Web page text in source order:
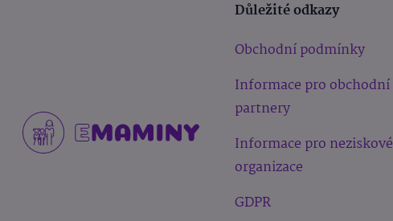
Důležité odkazy
Obchodní podmínky
Informace pro obchodní
partnery
Informace pro neziskové
organizace
GDPR